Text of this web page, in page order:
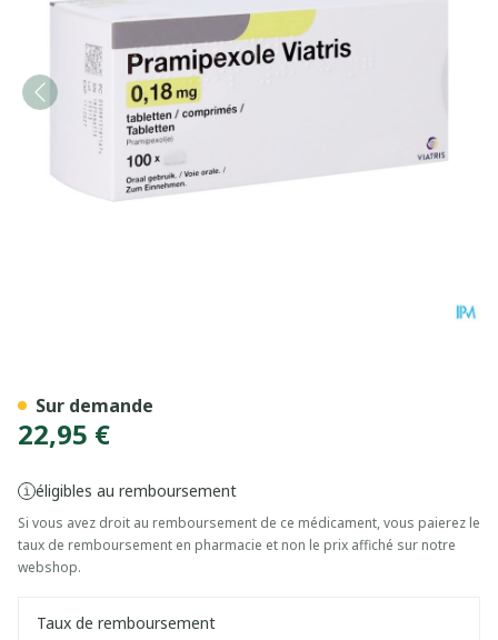
22,95 €
éligibles au remboursement
Si vous avez droit au remboursement de ce médicament, vous paierez le
taux de remboursement en pharmacie et non le prix affiché sur notre
webshop.
Taux de remboursement
Sur demande